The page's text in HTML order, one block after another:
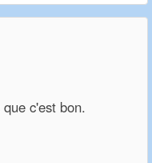
c'est bon.